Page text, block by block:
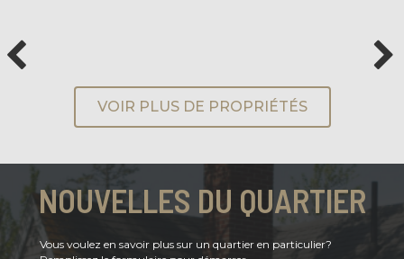
VOIR PLUS DE PROPRIÉTÉS
NOUVELLES DU QUARTIER
Vous voulez en savoir plus sur un quartier en particulier?